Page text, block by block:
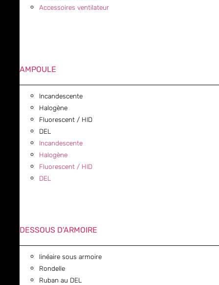
Accessoires ventilateur
AMPOULE
Incandescente
Halogène
Fluorescent / HID
DEL
Incandescente
Halogène
Fluorescent / HID
DEL
DESSOUS D'ARMOIRE
linéaire sous armoire
Rondelle
Ruban au DEL